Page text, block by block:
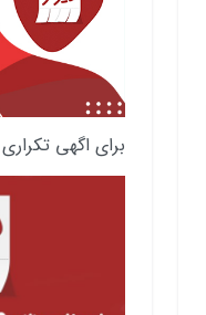
برای اگهی